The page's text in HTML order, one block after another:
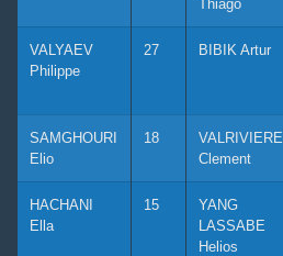
Thiago
VALYAEV
Philippe
27 BIBIK Artur
SAMGHOURI
Elio
18
VALRIVIERE
Clement
HACHANI
Ella
15
YANG
LASSABE
Helios